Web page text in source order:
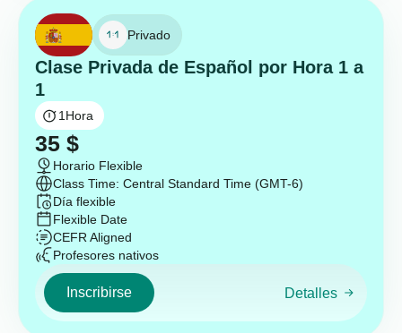
Privado
Clase Privada de Español por Hora 1 a
1
1 Hora
35 $
Horario Flexible
Class Time: Central Standard Time (GMT-6)
Día flexible
Flexible Date
CEFR Aligned
Profesores nativos
Inscribirse Detalles